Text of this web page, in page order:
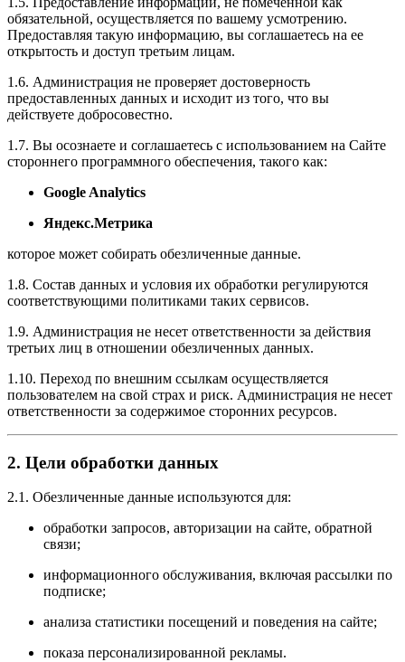
обязательной, осуществляется по вашему усмотрению.
Предоставляя такую информацию, вы соглашаетесь на ее
открытость и доступ третьим лицам.
1.6. Администрация не проверяет достоверность
предоставленных данных и исходит из того, что вы
действуете добросовестно.
1.7. Вы осознаете и соглашаетесь с использованием на Сайте
стороннего программного обеспечения, такого как:
Google Analytics
Яндекс.Метрика
которое может собирать обезличенные данные.
1.8. Состав данных и условия их обработки регулируются
соответствующими политиками таких сервисов.
1.9. Администрация не несет ответственности за действия
третьих лиц в отношении обезличенных данных.
1.10. Переход по внешним ссылкам осуществляется
пользователем на свой страх и риск. Администрация не несет
ответственности за содержимое сторонних ресурсов.
2. Цели обработки данных
2.1. Обезличенные данные используются для:
обработки запросов, авторизации на сайте, обратной
связи;
информационного обслуживания, включая рассылки по
подписке;
анализа статистики посещений и поведения на сайте;
показа персонализированной рекламы.